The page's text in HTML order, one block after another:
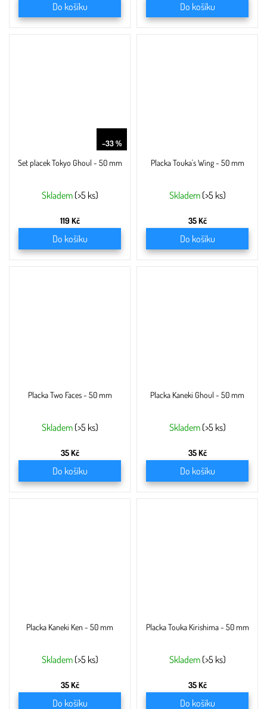
Do košíku Do košíku
–33 %
Set placek Tokyo Ghoul - 50 mm
Skladem (>5 ks)
119 Kč
Do košíku
Placka Touka's Wing - 50 mm
Skladem (>5 ks)
35 Kč
Do košíku
Placka Two Faces - 50 mm
Skladem (>5 ks)
35 Kč
Do košíku
Placka Kaneki Ghoul - 50 mm
Skladem (>5 ks)
35 Kč
Do košíku
Placka Kaneki Ken - 50 mm
Skladem (>5 ks)
35 Kč
Do košíku
Placka Touka Kirishima - 50 mm
Skladem (>5 ks)
35 Kč
Do košíku